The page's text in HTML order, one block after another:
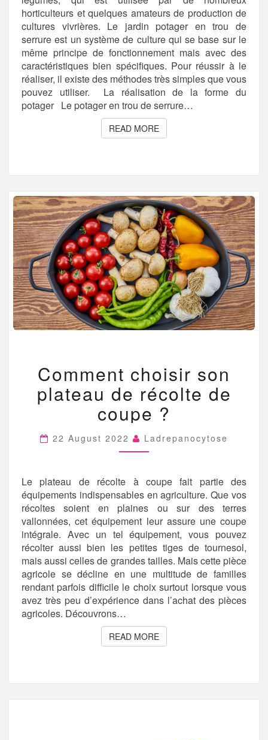
horticulteurs et quelques amateurs de production de
cultures vivrières. Le jardin potager en trou de
serrure est un système de culture qui se base sur le
même principe de fonctionnement mais avec des
caractéristiques bien spécifiques. Pour réussir à le
réaliser, il existe des méthodes très simples que vous
pouvez utiliser. La réalisation de la forme du
potager Le potager en trou de serrure…
READ MOREREAD MORE
CHOISIR
SON
PLATEAU
RÉCOLTE
COUPE
?
Comment choisir son
plateau de récolte de
coupe ?
22 August 2022 Ladrepanocytose
Le plateau de récolte à coupe fait partie des
équipements indispensables en agriculture. Que vos
récoltes soient en plaines ou sur des terres
vallonnées, cet équipement leur assure une coupe
intégrale. Avec un tel équipement, vous pouvez
récolter aussi bien les petites tiges de tournesol,
mais aussi celles de grandes tailles. Mais cette pièce
agricole se décline en une multitude de familles
rendant parfois difficile le choix surtout lorsque vous
avez très peu d’expérience dans l’achat des pièces
agricoles. Découvrons…
READ MOREREAD MORE